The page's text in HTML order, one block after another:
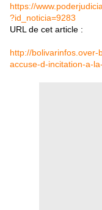
https://
?id_noticia=9283
URL de cet article :
http://
accuse-d-incitation-a-